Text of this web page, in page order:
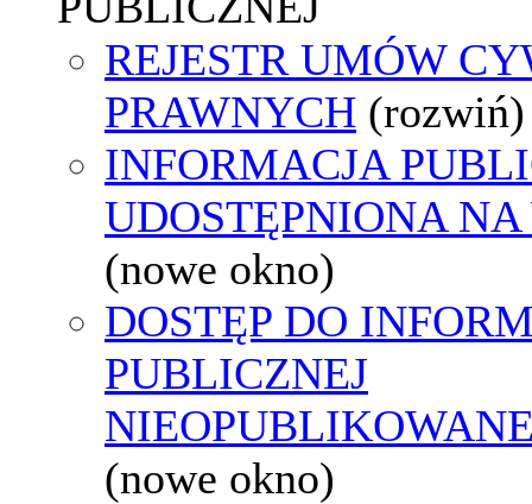
REJESTR UMÓW
PRAWNYCH (rozwiń)
INFORMACJA
UDOSTĘPNIONA
(nowe okno)
DOSTĘP DO
PUBLICZNEJ
(nowe okno)